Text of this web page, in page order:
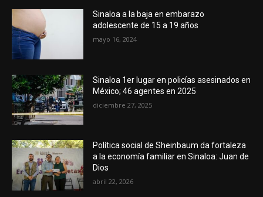
Sinaloa a la baja en embarazo
adolescente de 15 a 19 años
mayo 16, 2024
Sinaloa 1er lugar en policías asesinados en
México; 46 agentes en 2025
diciembre 27, 2025
Política social de Sheinbaum da fortaleza
a la economía familiar en Sinaloa: Juan de
Dios
abril 22, 2026